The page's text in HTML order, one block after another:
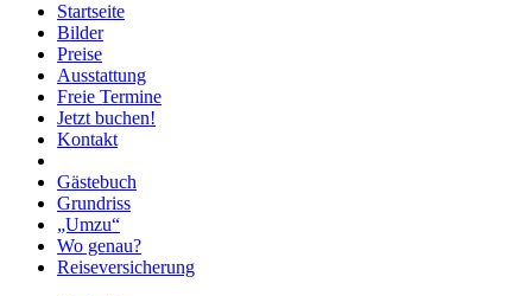
Startseite
Bilder
Preise
Ausstattung
Freie Termine
Jetzt buchen!
Kontakt
Gästebuch
Grundriss
„Umzu“
Wo genau?
Reiseversicherung